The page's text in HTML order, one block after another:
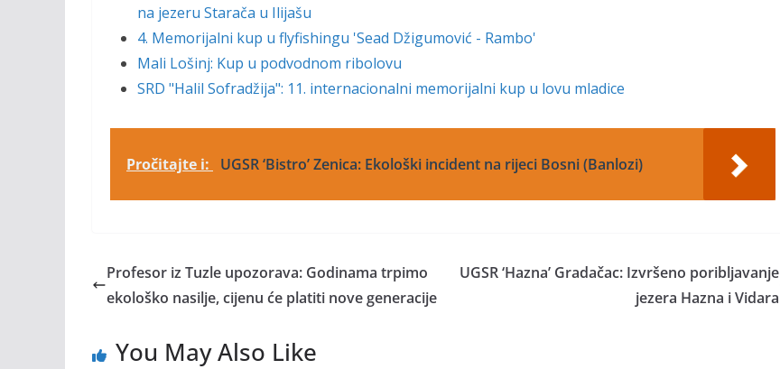
na jezeru Starača u Ilijašu
4. Memorijalni kup u flyfishingu 'Sead Džigumović - Rambo'
Mali Lošinj: Kup u podvodnom ribolovu
SRD "Halil Sofradžija": 11. internacionalni memorijalni kup u lovu mladice
Pročitajte i: UGSR ‘Bistro’ Zenica: Ekološki incident na rijeci Bosni (Banlozi)
Profesor iz Tuzle upozorava: Godinama trpimo
ekološko nasilje, cijenu će platiti nove generacije
UGSR ‘Hazna’ Gradačac: Izvršeno poribljavanje
jezera Hazna i Vidara
You May Also Like